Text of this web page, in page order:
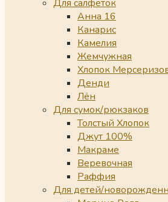
Для салфеток
Анна 16
Канарис
Камелия
Жемчужная
Хлопок
Денди
Лён
Для сумок/рюкзаков
Толстый Хлопок
Джут 100%
Макраме
Веревочная
Раффия
Для детей/